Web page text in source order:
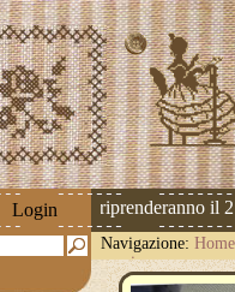
Login riprenderanno il 2
Navigazione: Home
avorio